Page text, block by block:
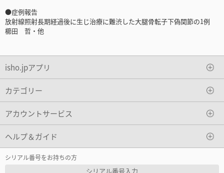
●症例報告
放射線照射長期経過後に生じ治療に難渋した大腿骨転子下偽関節の1例
櫛田 哲・他
isho.jpアプリ
カテゴリー
アカウントサービス
ヘルプ＆ガイド
シリアル番号をお持ちの方
シリアル番号入力